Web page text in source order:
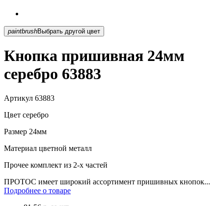
paintbrush Выбрать другой цвет
Кнопка пришивная 24мм
серебро 63883
Артикул 63883
Цвет серебро
Размер 24мм
Материал цветной металл
Прочее комплект из 2-х частей
ПРОТОС имеет широкий ассортимент пришивных кнопок...
Подробнее о товаре